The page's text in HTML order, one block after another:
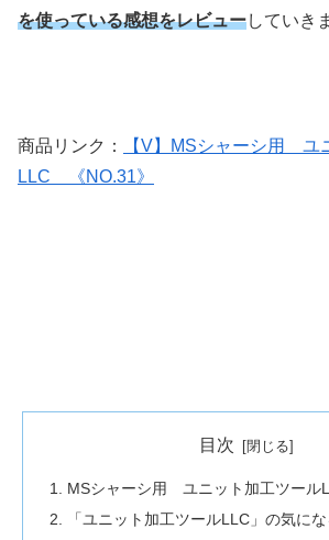
を使っている感想をレビューしていき
商品リンク：
【V】MSシャーシ用 ユ
LLC 《NO.31》
目次
MSシャーシ用 ユニット加工ツール
「ユニット加工ツールLLC」の気に